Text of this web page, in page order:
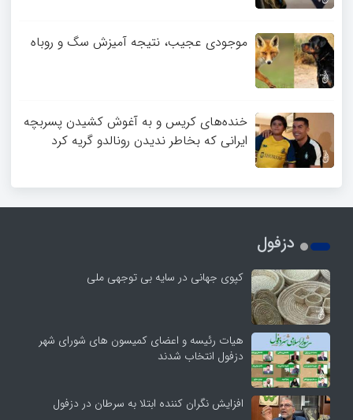
موجودی عجیب، نتیجه آمیزش سگ و روباه
خنده‌های کریس و به آغوش کشیدن پسربچه
ایرانی که بخاطر ندیدن رونالدو گریه کرد
دزفول
کپوی جهانی در سایه بی توجهی ملی
هیات رئیسه و اعضای کمیسون های شورای شهر
دزفول انتخاب شدند
افزایش نگران کننده ابتلا به سرطان در دزفول